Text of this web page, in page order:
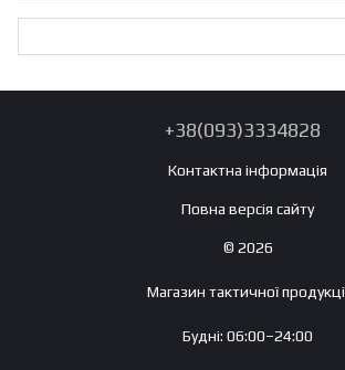
+38(093)3334828
Контактна інформація
Повна версія сайту
© 2026
Магазин тактичної
Будні: 06:00–24:00